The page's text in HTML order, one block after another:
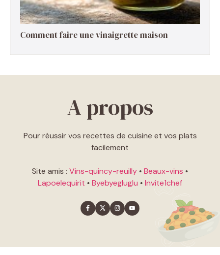
Comment faire une vinaigrette maison ​
A propos
Pour réussir vos recettes de cuisine et vos plats
facilement
Site amis : Vins-quincy-reuilly • Beaux-vins •
Lapoelequirit • Byebyegluglu • Invite1chef